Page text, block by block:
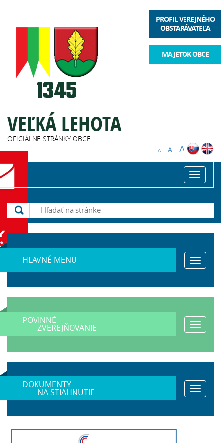
VEĽKÁ LEHOTA
OFICIÁLNE STRÁNKY OBCE
PROFIL VEREJNÉHO
OBSTARÁVATEĽA
MAJETOK OBCE
A A A
Toggle
HLAVNÉ MENU
Toggle
POVINNÉ
ZVEREJŇOVANIE
Toggle
DOKUMENTY
NA STIAHNUTIE
Toggle